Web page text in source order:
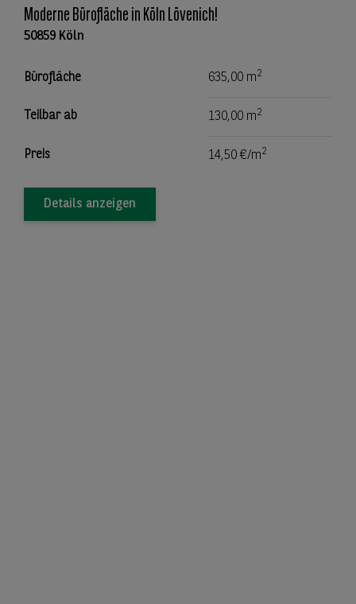
Moderne Bürofläche in Köln Lövenich!
50859 Köln
Bürofläche 635,00 m2
Teilbar ab 130,00 m2
Preis 14,50 €/m2
Details anzeigen